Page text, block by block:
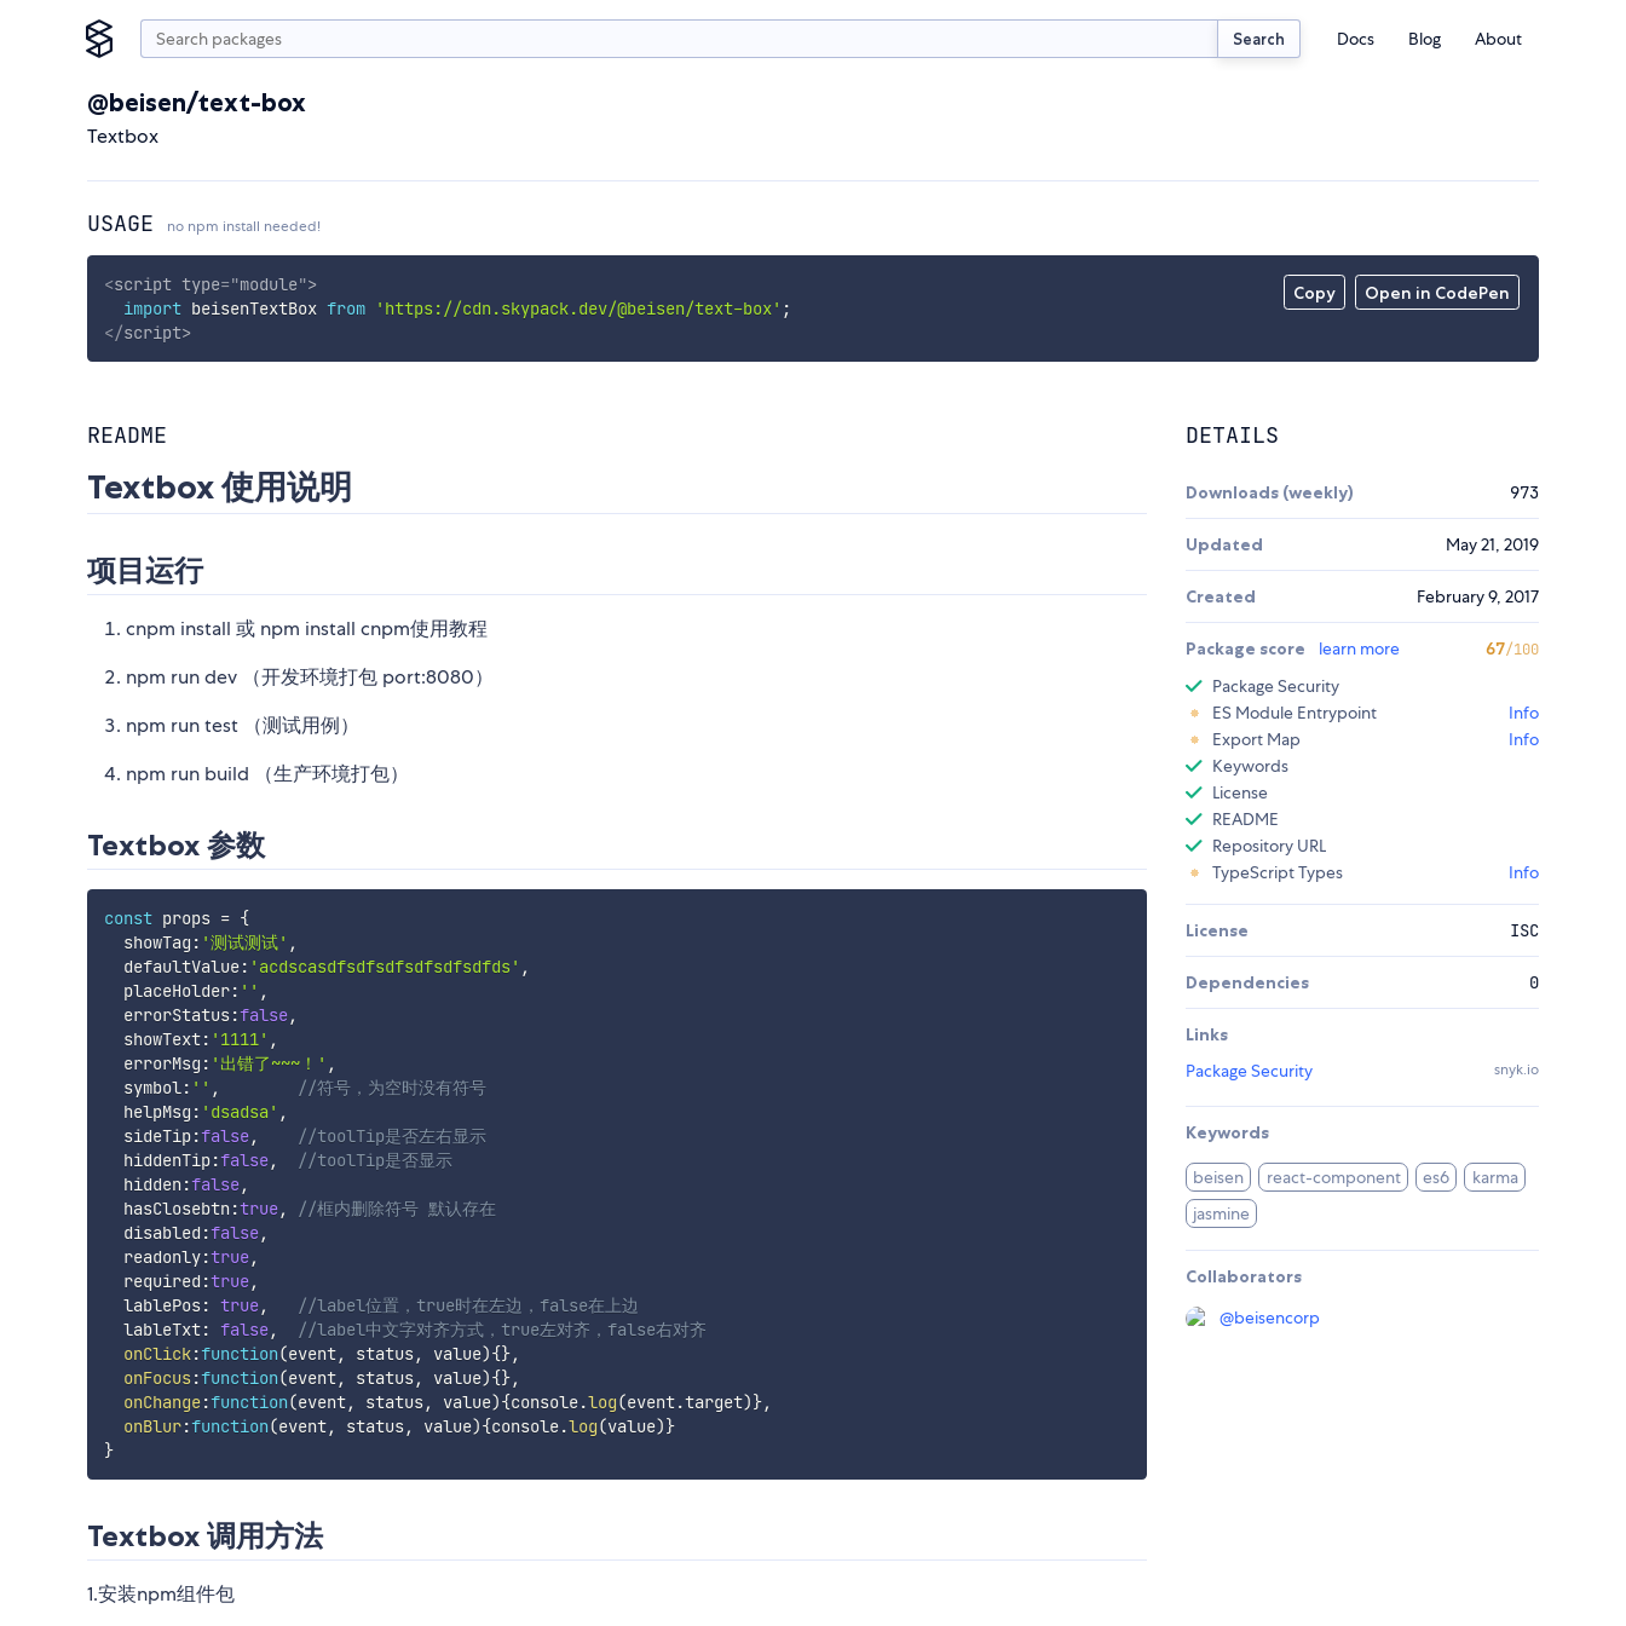
Search Docs Blog About
@beisen/text-box
Textbox
USAGE no npm install needed!
Copy Open in CodePen
<script type="module">
import beisenTextBox from 'https://cdn.skypack.dev/@beisen/text-box' ;
</script>
README
Textbox 使用说明
项目运行
cnpm install 或 npm install cnpm使用教程
npm run dev （开发环境打包 port:8080）
npm run test （测试用例）
npm run build （生产环境打包）
Textbox 参数
const props = {
  showTag
: '测试测试' ,
  defaultValue
: 'acdscasdfsdfsdfsdfsdfsdfds' ,
  placeHolder
: '' ,
  errorStatus
:false,
  showText
: '1111' ,
  errorMsg
: '出错了~~~！' ,
  symbol
: '' ,
//符号，为空时没有符号
  helpMsg
: 'dsadsa' ,
  sideTip
:false,
//toolTip是否左右显示
  hiddenTip
:false,
//toolTip是否显示
  hidden
:false,
  hasClosebtn
:true,
//框内删除符号 默认存在
  disabled
:false,
  readonly
:true,
  required
:true,
  lablePos
: true,
//label位置，true时在左边，false在上边
  lableTxt
: false,
//label中文字对齐方式，true左对齐，false右对齐
onClick:function(event, status, value){},
onFocus:function(event, status, value){},
onChange:function(event, status, value){console.log(event.target)},
onBlur:function(event, status, value){console.log(value)}
}
Textbox 调用方法
1.安装npm组件包
DETAILS
Downloads (weekly) 973
Updated May 21, 2019
Created February 9, 2017
Package score learn more 67/100
Package Security
ES Module Entrypoint
Info
Export Map
Info
Keywords
License
README
Repository URL
TypeScript Types
Info
License ISC
Dependencies 0
Links
Package Security
snyk.io
Keywords
beisen react-component es6
karma
jasmine
Collaborators
@beisencorp